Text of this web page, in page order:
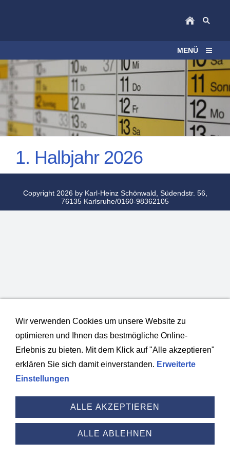
MENÜ
1. Halbjahr 2026
Copyright 2026 by Karl-Heinz Schönwald, Südendstr. 56,
76135 Karlsruhe/0160-98362105
Wir verwenden Cookies um unsere Website zu
optimieren und Ihnen das bestmögliche Online-
Erlebnis zu bieten. Mit dem Klick auf "Alle akzeptieren"
erklären Sie sich damit einverstanden. Erweiterte
Einstellungen
ALLE AKZEPTIEREN
ALLE ABLEHNEN